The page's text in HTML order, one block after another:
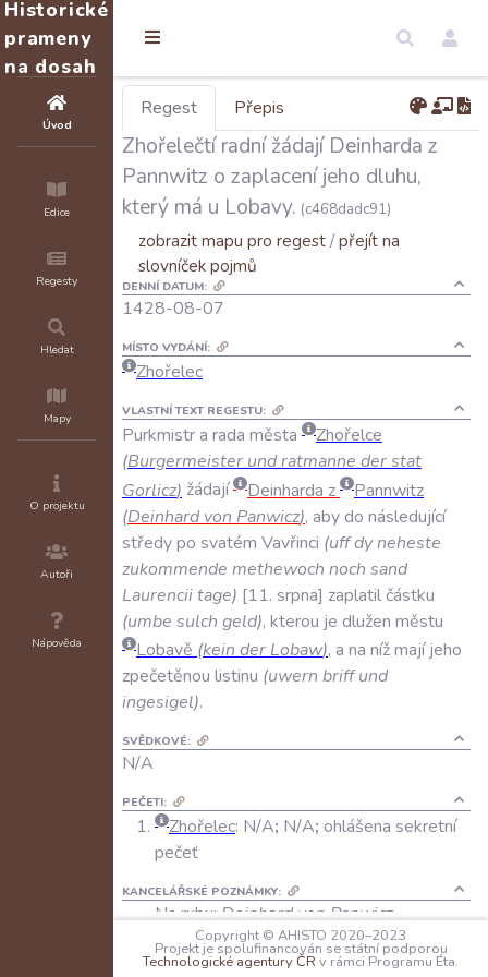
Historické
prameny
na dosah
Úvod
Edice
Regesty
Hledat
Mapy
O projektu
Autoři
Nápověda
Regest Přepis
Zhořelečtí radní žádají Deinharda z
Pannwitz o zaplacení jeho dluhu,
který má u Lobavy. (c468dadc91)
zobrazit mapu pro regest/přejít na
slovníček pojmů
DENNÍ DATUM:
1428-08-07
MÍSTO VYDÁNÍ:
Zhořelec
VLASTNÍ TEXT REGESTU:
Purkmistra rada města
Zhořelce
(Burgermeister undratmanne derstat
Gorlicz) žádají Deinharda z
Pannwitz
(Deinhard von Panwicz), abydo následující
středypo svatém Vavřinci (uffdyneheste
zukommende methewoch noch sand
Laurenciitage) 11. srpna zaplatilčástku
(umbe sulch geld), kterou je dlužen městu
Lobavě (kein der Lobaw), a na nížmají jeho
zpečetěnou listinu (uwern briff und
ingesigel).
SVĚDKOVÉ:
N/A
PEČETI:
Zhořelec: N/A; N/A; ohlášena sekretní
pečeť
KANCELÁŘSKÉ POZNÁMKY:
Na rubu:Deinhard von Panwicz.
JAZYK:
Copyright © AHISTO 2020–2023
Projekt je spolufinancován se státní podporou
Technologické agentury ČR v rámci Programu Éta.